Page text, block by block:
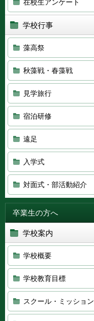
在校生アンケート
学校行事
藻高祭
秋藻戦・春藻戦
見学旅行
宿泊研修
遠足
入学式
対面式・部活動紹介
卒業生の方へ
学校案内
学校概要
学校教育目標
スクール・ミッション